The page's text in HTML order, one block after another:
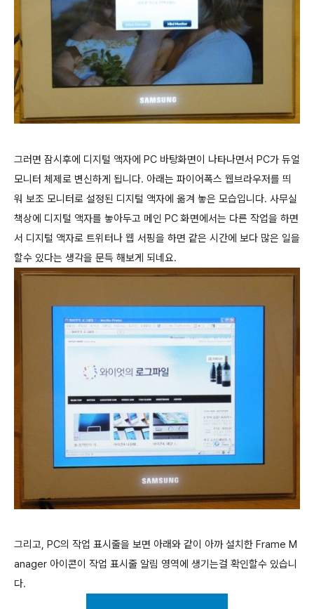
그러면 잠시후에 디지털 액자에 PC 바탕화면이 나타나면서 PC가 듀얼
모니터 체제로 변신하게 됩니다. 아래는 파이어폭스 웹브라우저를 띄
워 보조 모니터로 설정된 디지털 액자에 옮겨 놓은 모습입니다. 사무실
책상에 디지털 액자를 놓아두고 메인 PC 화면에서는 다른 작업을 하면
서 디지털 액자로 트위터나 웹 서핑을 하면 같은 시간에 보다 많은 일을
할수 있다는 생각을 문득 해보게 되네요.
그리고, PC의 작업 표시줄을 보면 아래와 같이 아까 설치한 Frame M
anager 아이콘이 작업 표시줄 알림 영역에 생기는걸 확인할수 있습니
다.